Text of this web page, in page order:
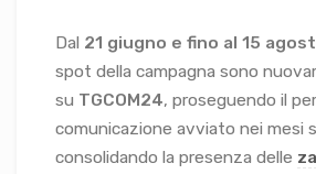
Dal 21 giugno e fino al 15
spot della campagna sono
su TGCOM24, proseguendo il
comunicazione avviato nei mesi
consolidando la presenza delle